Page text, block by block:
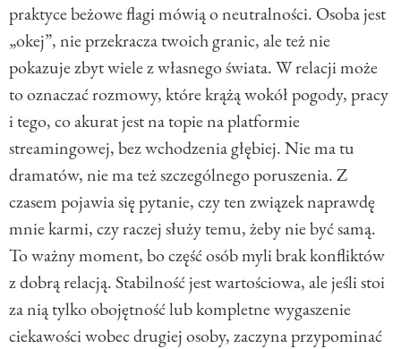
praktyce beżowe flagi mówią o neutralności. Osoba jest
„okej”, nie przekracza twoich granic, ale też nie
pokazuje zbyt wiele z własnego świata. W relacji może
to oznaczać rozmowy, które krążą wokół pogody, pracy
i tego, co akurat jest na topie na platformie
streamingowej, bez wchodzenia głębiej. Nie ma tu
dramatów, nie ma też szczególnego poruszenia. Z
czasem pojawia się pytanie, czy ten związek naprawdę
mnie karmi, czy raczej służy temu, żeby nie być samą.
To ważny moment, bo część osób myli brak konfliktów
z dobrą relacją. Stabilność jest wartościowa, ale jeśli stoi
za nią tylko obojętność lub kompletne wygaszenie
ciekawości wobec drugiej osoby, zaczyna przypominać